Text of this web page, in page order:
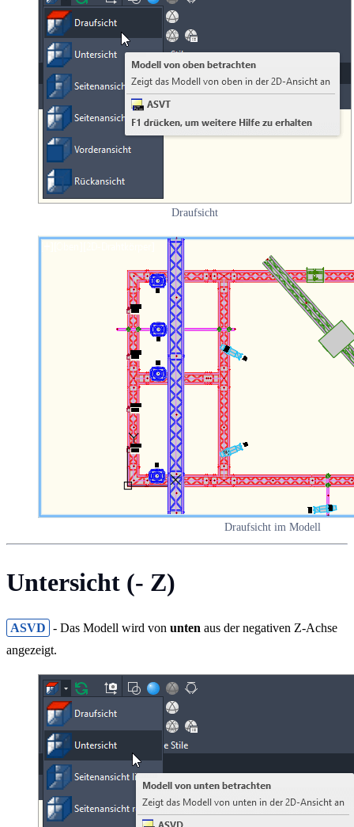
Draufsicht
Draufsicht im Modell
Untersicht (- Z)
ASVD - Das Modell wird von unten aus der negativen Z-Achse
angezeigt.